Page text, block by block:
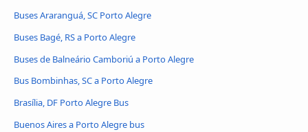
Buses Araranguá, SC Porto Alegre
Buses Bagé, RS a Porto Alegre
Buses de Balneário Camboriú a Porto Alegre
Bus Bombinhas, SC a Porto Alegre
Brasília, DF Porto Alegre Bus
Buenos Aires a Porto Alegre bus